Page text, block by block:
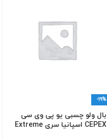
-19%
بال ولو چسبی یو پی وی سی
CEPEX اسپانیا سری Extreme